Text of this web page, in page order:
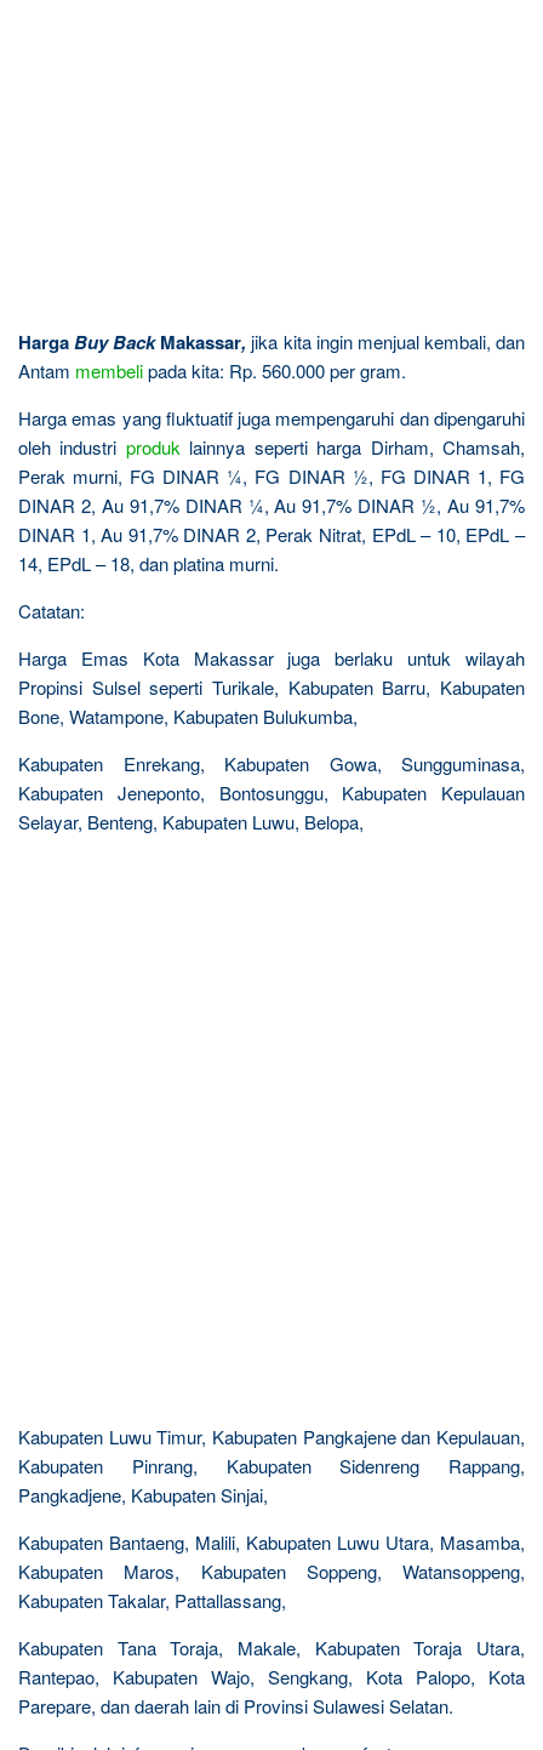
HargaBuy BackMakassar, jika kita ingin menjual kembali, dan
Antam membelipada kita: Rp. 560.000 per gram.
Harga emas yang fluktuatif juga mempengaruhi dan dipengaruhi
oleh industri produk lainnya seperti harga Dirham, Chamsah,
Perak murni, FG DINAR ¼, FG DINAR ½, FG DINAR 1, FG
DINAR 2, Au 91,7% DINAR ¼, Au 91,7% DINAR ½, Au 91,7%
DINAR 1, Au 91,7% DINAR 2, Perak Nitrat, EPdL – 10, EPdL –
14, EPdL – 18, dan platina murni.
Catatan:
Harga Emas Kota Makassar juga berlaku untuk wilayah
Propinsi Sulsel seperti Turikale, Kabupaten Barru, Kabupaten
Bone, Watampone, Kabupaten Bulukumba,
Kabupaten Enrekang, Kabupaten Gowa, Sungguminasa,
Kabupaten Jeneponto, Bontosunggu, Kabupaten Kepulauan
Selayar, Benteng, Kabupaten Luwu, Belopa,
Kabupaten Luwu Timur, Kabupaten Pangkajene dan Kepulauan,
Kabupaten Pinrang, Kabupaten Sidenreng Rappang,
Pangkadjene, Kabupaten Sinjai,
Kabupaten Bantaeng, Malili, Kabupaten Luwu Utara, Masamba,
Kabupaten Maros, Kabupaten Soppeng, Watansoppeng,
Kabupaten Takalar, Pattallassang,
Kabupaten Tana Toraja, Makale, Kabupaten Toraja Utara,
Rantepao, Kabupaten Wajo, Sengkang, Kota Palopo, Kota
Parepare, dan daerah lain di Provinsi Sulawesi Selatan.